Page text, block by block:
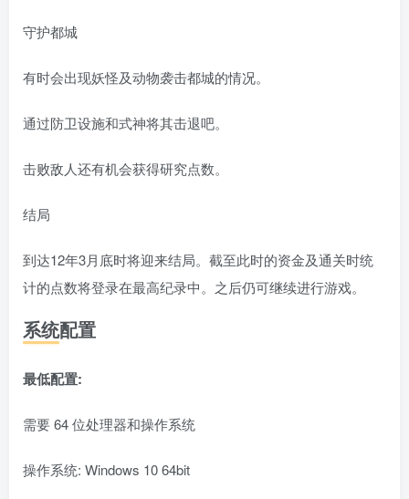
守护都城
有时会出现妖怪及动物袭击都城的情况。
通过防卫设施和式神将其击退吧。
击败敌人还有机会获得研究点数。
结局
到达12年3月底时将迎来结局。截至此时的资金及通关时统
计的点数将登录在最高纪录中。之后仍可继续进行游戏。
系统配置
最低配置:
需要 64 位处理器和操作系统
操作系统: Windows 10 64bit